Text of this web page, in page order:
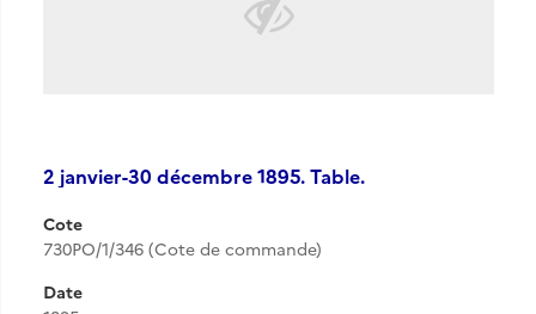
2 janvier-30 décembre 1895. Table.
Cote
730PO/1/346 (Cote de commande)
Date